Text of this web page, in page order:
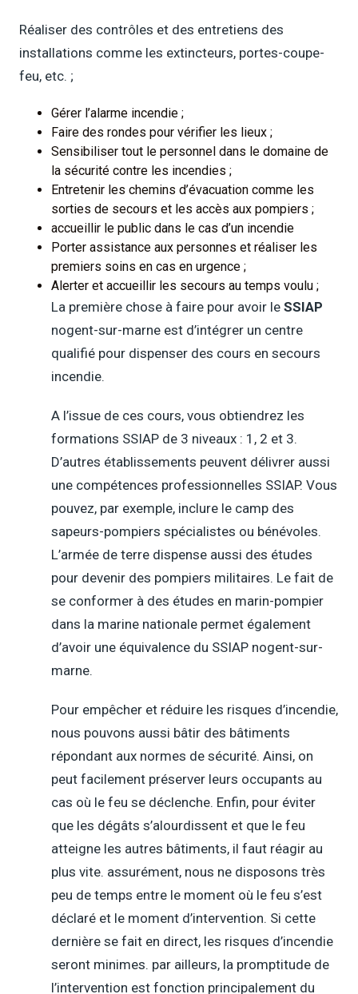
Réaliser des contrôles et des entretiens des
installations comme les extincteurs, portes-coupe-
feu, etc. ;
Gérer l’alarme incendie ;
Faire des rondes pour vérifier les lieux ;
Sensibiliser tout le personnel dans le domaine de
la sécurité contre les incendies ;
Entretenir les chemins d’évacuation comme les
sorties de secours et les accès aux pompiers ;
accueillir le public dans le cas d’un incendie
Porter assistance aux personnes et réaliser les
premiers soins en cas en urgence ;
Alerter et accueillir les secours au temps voulu ;
La première chose à faire pour avoir le SSIAP
nogent-sur-marne est d’intégrer un centre
qualifié pour dispenser des cours en secours
incendie.
A l’issue de ces cours, vous obtiendrez les
formations SSIAP de 3 niveaux : 1, 2 et 3.
D’autres établissements peuvent délivrer aussi
une compétences professionnelles SSIAP. Vous
pouvez, par exemple, inclure le camp des
sapeurs-pompiers spécialistes ou bénévoles.
L’armée de terre dispense aussi des études
pour devenir des pompiers militaires. Le fait de
se conformer à des études en marin-pompier
dans la marine nationale permet également
d’avoir une équivalence du SSIAP nogent-sur-
marne.
Pour empêcher et réduire les risques d’incendie,
nous pouvons aussi bâtir des bâtiments
répondant aux normes de sécurité. Ainsi, on
peut facilement préserver leurs occupants au
cas où le feu se déclenche. Enfin, pour éviter
que les dégâts s’alourdissent et que le feu
atteigne les autres bâtiments, il faut réagir au
plus vite. assurément, nous ne disposons très
peu de temps entre le moment où le feu s’est
déclaré et le moment d’intervention. Si cette
dernière se fait en direct, les risques d’incendie
seront minimes. par ailleurs, la promptitude de
l’intervention est fonction principalement du